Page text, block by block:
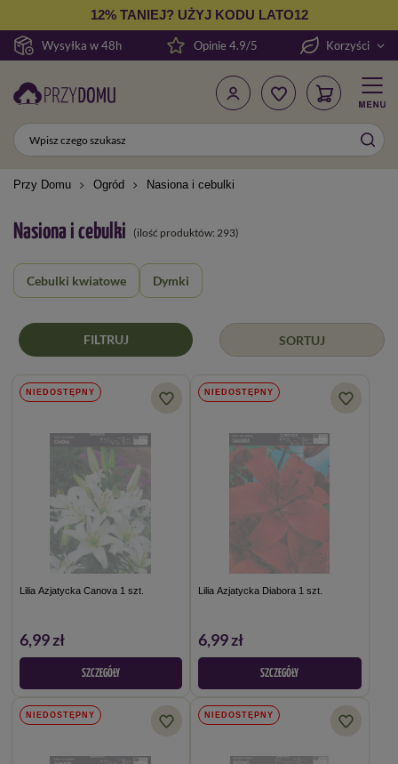
Wysyłka w 48h
12% TANIEJ? UŻYJ KODU LATO12
Opinie 4.9/5 Korzyści
Przy Domu Ogród Nasiona i cebulki
Nasiona i cebulki (ilość produktów: 293)
Cebulki kwiatowe Dymki
SORTUJ
FILTRUJ
NIEDOSTĘPNY
Lilia Azjatycka Canova 1 szt.
6,99 zł
SZCZEGÓŁY
NIEDOSTĘPNY
Lilia Azjatycka Diabora 1 szt.
6,99 zł
SZCZEGÓŁY
NIEDOSTĘPNY NIEDOSTĘPNY